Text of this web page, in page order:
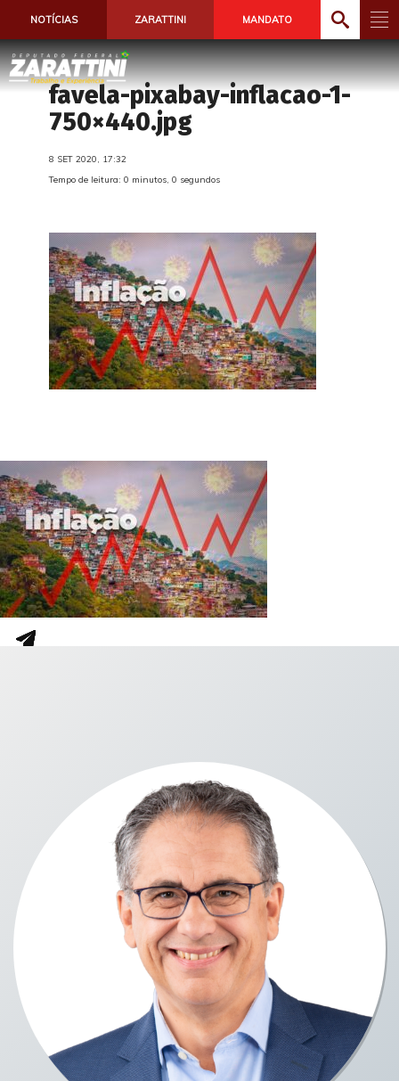
NOTÍCIAS ZARATTINI MANDATO
favela-pixabay-inflacao-1-
750×440.jpg
8 SET 2020, 17:32
Tempo de leitura: 0 minutos, 0 segundos